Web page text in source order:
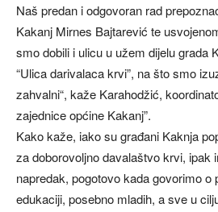
Naš predan i odgovoran rad
Kakanj Mirnes Bajtarević te
smo dobili i ulicu u užem dijelu grada
“Ulica darivalaca krvi”, na što smo
zahvalni“, kaže Karahodžić,
zajednice općine Kakanj”.
Kako kaže, iako su građani Kaknja
za doborovoljno davalaštvo krvi, ipak
napredak, pogotovo kada govorimo o
edukaciji, posebno mladih, a sve u